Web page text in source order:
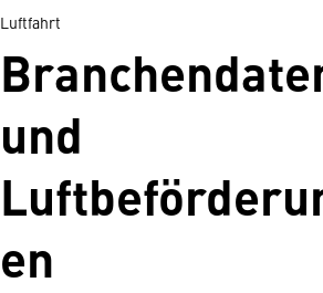
Luftfahrt
und
en